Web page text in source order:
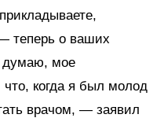
теперь о ваших
думаю, мое
когда я был молод
врачом, — заявил